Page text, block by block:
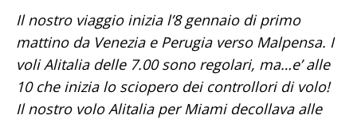
Il nostro viaggio inizia l’8 gennaio di primo
mattino da Venezia e Perugia verso Malpensa. I
voli Alitalia delle 7.00 sono regolari, ma…e’ alle
10 che inizia lo sciopero dei controllori di volo!
Il nostro volo Alitalia per Miami decollava alle